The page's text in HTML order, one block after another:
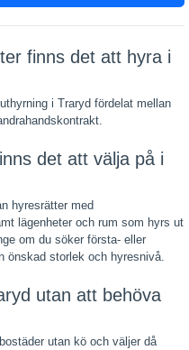
finns det att hyra i
i Traryd fördelat mellan
det att välja på i
hyresrätter med
lägenheter och rum som hyrs ut
om du söker första- eller
önskad storlek och hyresnivå.
utan att behöva
utan kö och väljer då